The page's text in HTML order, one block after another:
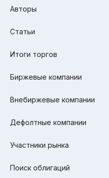
Авторы
Статьи
Итоги торгов
Биржевые компании
Внебиржевые компании
Дефолтные компании
Участники рынка
Поиск облигаций